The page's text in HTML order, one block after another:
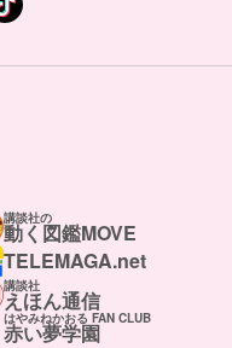
講談社の
動く図鑑MOVE
TELEMAGA.net
講談社
えほん通信
はやみねかおる FAN CLUB
赤い夢学園